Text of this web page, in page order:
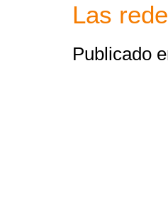
Las
Publicado